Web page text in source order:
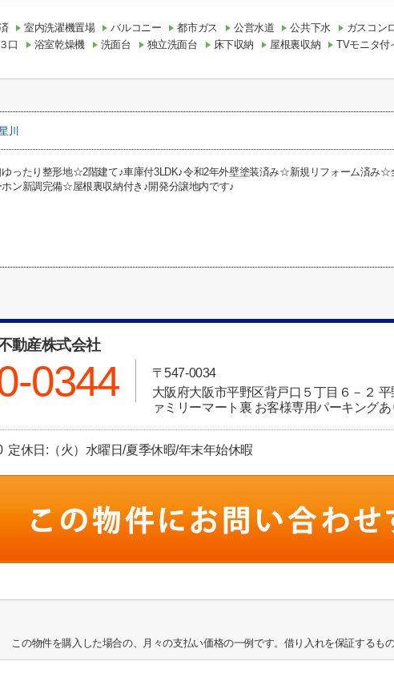
室内洗濯機置場 バルコニー 都市ガス 公営水道 公共下水
ガスコン
口 浴室乾燥機 洗面台 独立洗面台 床下収納 屋根裏収納 TVモニタ付
川
ゆったり整形地☆2階建て♪車庫付3LDK♪令和2年外壁塗装済み☆新規リフォーム済み☆
ホン新調完備☆屋根裏収納付き♪開発分譲地内です♪
動産株式会社
0344
〒547-0034
大阪府大阪市平野区背戸口５丁目６－２
ァミリーマート裏 お客様専用パーキングあ
定休日:（火）水曜日/夏季休暇/年末年始休暇
この物件を購入した場合の、月々の支払い価格の一例です。借り入れを保証するも